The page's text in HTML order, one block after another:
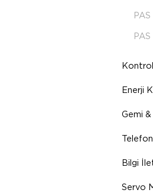
Kontrol
Enerji
Gemi &
Bilgi
Servo